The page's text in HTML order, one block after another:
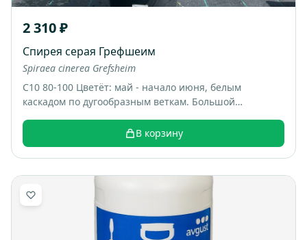
2 310 ₽
Спирея серая Грефшеим
Spiraea cinerea Grefsheim
С10 80-100 Цветёт: май - начало июня, белым
каскадом по дугообразным веткам. Большой
цветами, выглядит как “белый фонтан”. Итоговый
размер: примерно 1,5-2 м высотой и шириной.
В корзину